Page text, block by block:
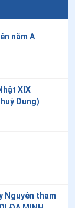
năm A
XIX
Dung)
Nguyên tham